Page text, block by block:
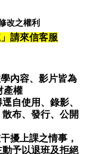
改之權利
請來信客服
內容、影片皆為
產權
自使用、錄影、
布、發行、公開
擾上課之情事，
予以退班及拒絕